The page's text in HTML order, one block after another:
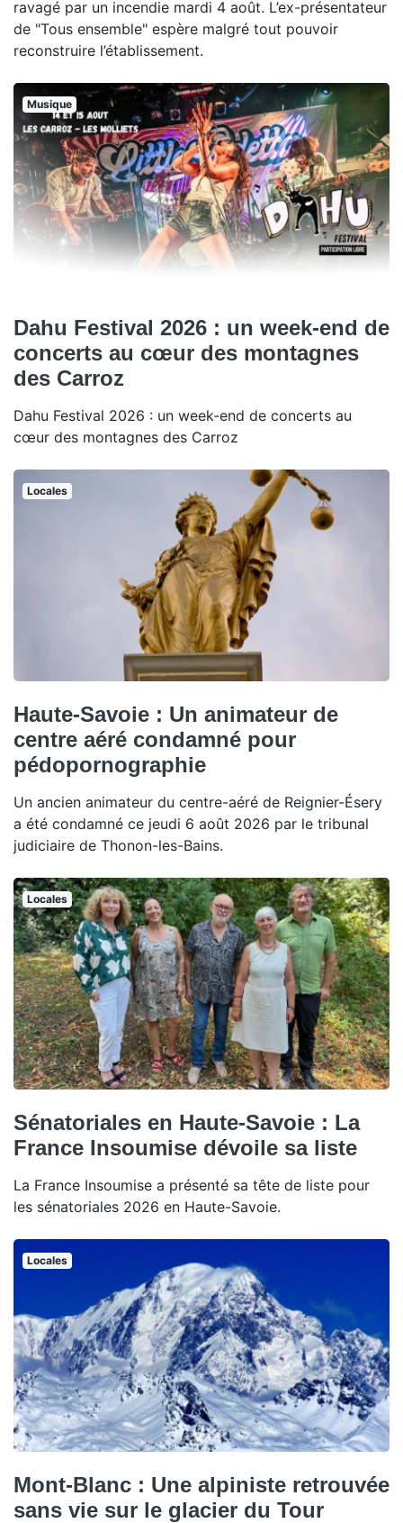
ravagé par un incendie mardi 4 août. L’ex-présentateur
de "Tous ensemble" espère malgré tout pouvoir
reconstruire l’établissement.
Musique
Dahu Festival 2026 : un week-end de
concerts au cœur des montagnes
des Carroz
Dahu Festival 2026 : un week-end de concerts au
cœur des montagnes des Carroz
Locales
Haute-Savoie : Un animateur de
centre aéré condamné pour
pédopornographie
Un ancien animateur du centre-aéré de Reignier-Ésery
a été condamné ce jeudi 6 août 2026 par le tribunal
judiciaire de Thonon-les-Bains.
Locales
Sénatoriales en Haute-Savoie : La
France Insoumise dévoile sa liste
La France Insoumise a présenté sa tête de liste pour
les sénatoriales 2026 en Haute-Savoie.
Locales
Mont-Blanc : Une alpiniste retrouvée
sans vie sur le glacier du Tour